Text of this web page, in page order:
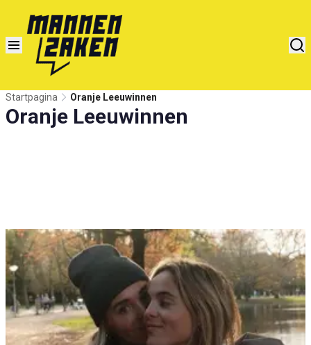
Startpagina Oranje Leeuwinnen
Oranje Leeuwinnen